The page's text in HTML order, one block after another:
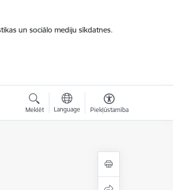
un sociālo mediju sīkdatnes.
Meklēt Language Piekļūstamība